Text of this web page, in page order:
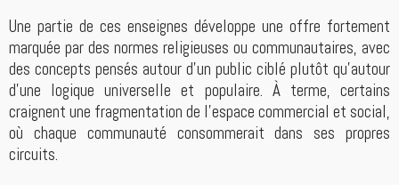
Une partie de ces enseignes développe une offre fortement
marquée par des normes religieuses ou communautaires, avec
des concepts pensés autour d’un public ciblé plutôt qu’autour
d’une logique universelle et populaire. À terme, certains
craignent une fragmentation de l’espace commercial et social,
où chaque communauté consommerait dans ses propres
circuits.